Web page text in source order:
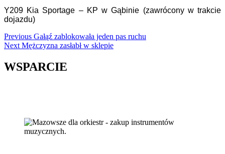
Y209 Kia Sportage – KP w Gąbinie (zawrócony w trakcie
dojazdu)
Continue
Reading
Previous Gałąź zablokowała jeden pas ruchu
Next Mężczyzna zasłabł w sklepie
WSPARCIE